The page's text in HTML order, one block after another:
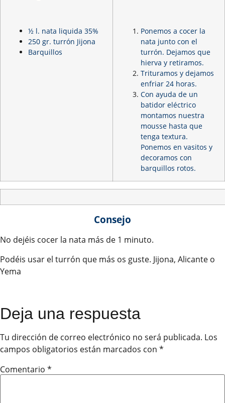
½ l. nata liquida 35%
250 gr. turrón Jijona
Barquillos
Ponemos a cocer la
nata junto con el
turrón. Dejamos que
hierva y retiramos.
Trituramos y dejamos
enfriar 24 horas.
Con ayuda de un
batidor eléctrico
montamos nuestra
mousse hasta que
tenga textura.
Ponemos en vasitos y
decoramos con
barquillos rotos.
Consejo
No dejéis cocer la nata más de 1 minuto.
Podéis usar el turrón que más os guste. Jijona, Alicante o
Yema
Deja una respuesta
Tu dirección de correo electrónico no será publicada. Los
campos obligatorios están marcados con *
Comentario *